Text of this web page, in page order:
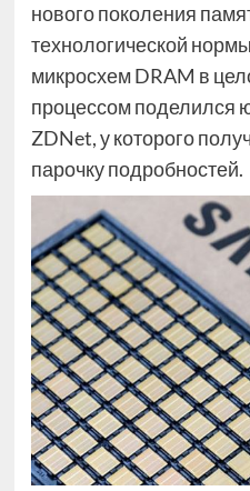
нового поколения
технологической
микросхем DRAM в
процессом поделился
ZDNet, у которого
парочку подробностей.